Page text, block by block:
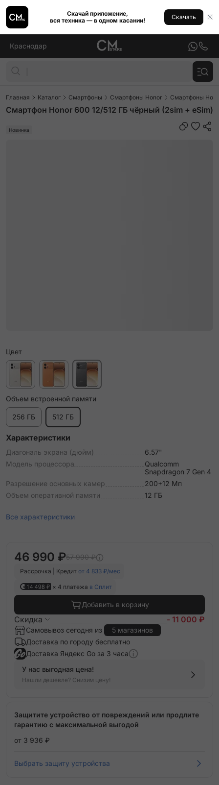
Скачай приложение,
вся техника — в одном касании!
Скачать
Краснодар
Главная Каталог Смартфоны Смартфоны Honor Смартфоны
Смартфон Honor 600 12/512 ГБ чёрный (2sim + eSim)
Новинка
Цвет
Объем встроенной памяти
256 ГБ 512 ГБ
Характеристики
Диагональ экрана (дюйм)
6.57"
Модель процессора
Qualcomm
Snapdragon 7 Gen 4
Разрешение основных камер
200+12 Мп
Объем оперативной памяти
12 ГБ
Все характеристики
46 990 ₽57 990 ₽
Рассрочка | Кредит от 4 833 ₽/мес
14 498 ₽ × 4 платежа в Сплит
Добавить в корзину
Скидка - 11 000 ₽
Самовывоз сегодня из
5 магазинов
Доставка по городу бесплатно
Доставка Яндекс Go за 3 часа
У нас выгодная цена!
Нашли дешевле? Снизим цену!
Защитите устройство от повреждений или продлите
гарантию с максимальной выгодой
от 3 936 ₽
Выбрать защиту устройства